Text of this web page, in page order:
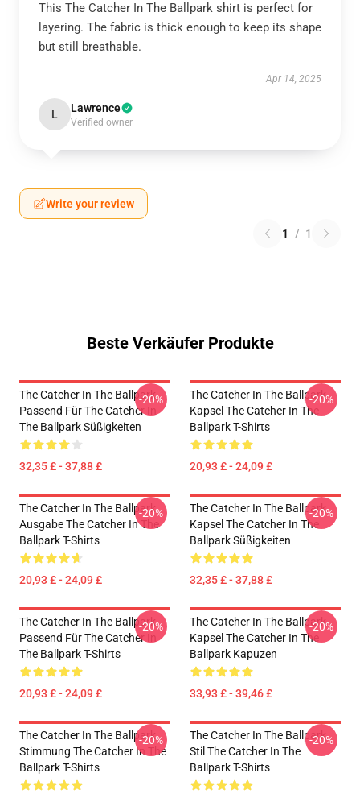
This The Catcher In The Ballpark shirt is perfect for
layering. The fabric is thick enough to keep its shape
but still breathable.
Apr 14, 2025
L Lawrence
Verified owner
Write your review
1 / 1
Beste Verkäufer Produkte
The Catcher In The Ballpark
Passend Für The Catcher In
The Ballpark Süßigkeiten
32,35 £ - 37,88 £
-20%
The Catcher In The Ballpark
Kapsel The Catcher In The
Ballpark T-Shirts
20,93 £ - 24,09 £
-20%
The Catcher In The Ballpark
Ausgabe The Catcher In The
Ballpark T-Shirts
20,93 £ - 24,09 £
-20%
The Catcher In The Ballpark
Kapsel The Catcher In The
Ballpark Süßigkeiten
32,35 £ - 37,88 £
-20%
The Catcher In The Ballpark
Passend Für The Catcher In
The Ballpark T-Shirts
20,93 £ - 24,09 £
-20%
The Catcher In The Ballpark
Kapsel The Catcher In The
Ballpark Kapuzen
33,93 £ - 39,46 £
-20%
The Catcher In The Ballpark
Stimmung The Catcher In The
Ballpark T-Shirts
-20%
The Catcher In The Ballpark
Stil The Catcher In The
Ballpark T-Shirts
-20%